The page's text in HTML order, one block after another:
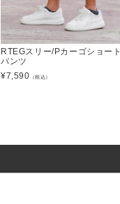
RTEGスリー/Pカーゴショート
パンツ
¥7,590 （税込）